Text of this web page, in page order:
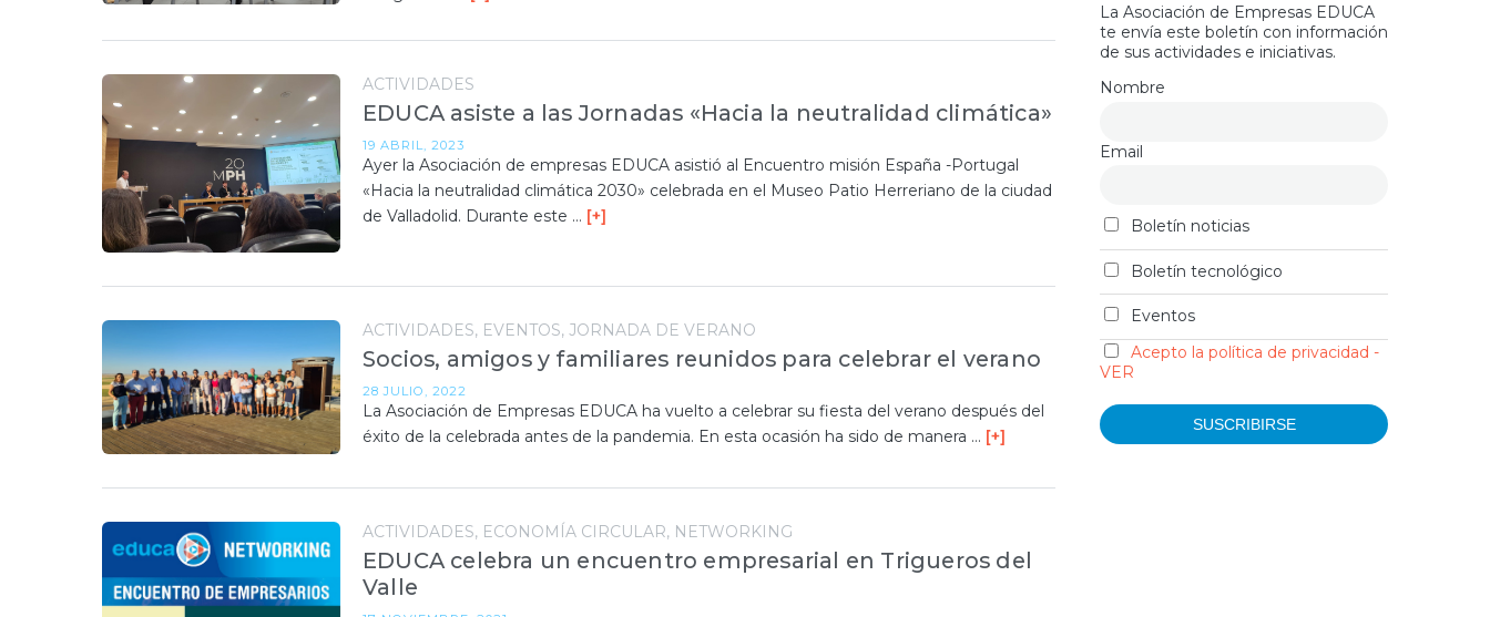
ACTIVIDADES
EDUCA asiste a las Jornadas «Hacia la neutralidad climática»
19 ABRIL, 2023
Ayer la Asociación de empresas EDUCA asistió al Encuentro misión España -Portugal
«Hacia la neutralidad climática 2030» celebrada en el Museo Patio Herreriano de la ciudad
de Valladolid. Durante este … [+]
ACTIVIDADES EVENTOS JORNADA DE VERANO
Socios, amigos y familiares reunidos para celebrar el verano
28 JULIO, 2022
La Asociación de Empresas EDUCA ha vuelto a celebrar su fiesta del verano después del
éxito de la celebrada antes de la pandemia. En esta ocasión ha sido de manera … [+]
ACTIVIDADES ECONOMÍA CIRCULAR NETWORKING
EDUCA celebra un encuentro empresarial en Trigueros del
Valle
La Asociación de Empresas EDUCA
te envía este boletín con información
de sus actividades e iniciativas.
Nombre
Email
Boletín noticias
Boletín tecnológico
Eventos
Acepto la política de privacidad -
VER